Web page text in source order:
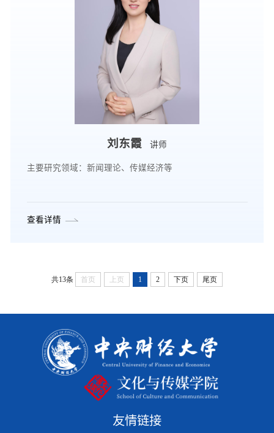
刘东霞 讲师
主要研究领域：新闻理论、传媒经济等
查看详情
共13条 首页 上页 1 2 下页 尾页
友情链接